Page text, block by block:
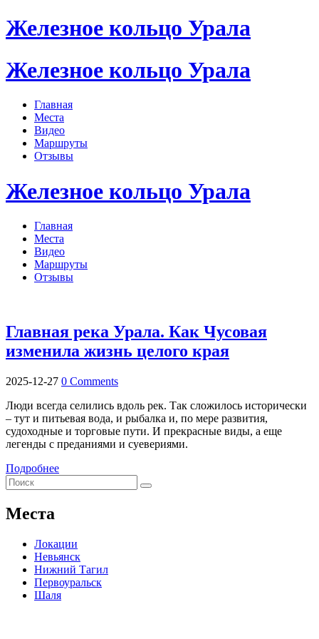
Железное кольцо Урала
Железное кольцо Урала
Главная
Места
Видео
Маршруты
Отзывы
Железное кольцо Урала
Главная
Места
Видео
Маршруты
Отзывы
Главная река Урала. Как Чусовая
изменила жизнь целого края
2025-12-27 0 Comments
Люди всегда селились вдоль рек. Так сложилось исторически
– тут и питьевая вода, и рыбалка и, по мере развития,
судоходные и торговые пути. И прекрасные виды, а еще
легенды с преданиями и суевериями.
Подробнее
Места
Локации
Невьянск
Нижний Тагил
Первоуральск
Шаля